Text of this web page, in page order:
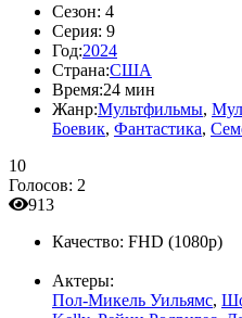
Сезон: 4
Серия: 9
Год:2024
Страна:США
Время:24 мин
Жанр:Мультфильмы,
Боевик, Фантастика,
10
Голосов: 2
913
Качество: FHD (1080p)
Актеры:
Пол-Микель Уильямс,